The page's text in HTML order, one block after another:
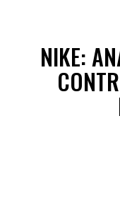
NIKE: